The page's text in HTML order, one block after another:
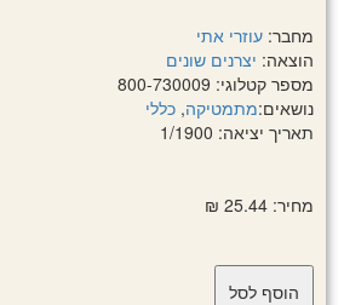
מחבר: עוזרי אתי
הוצאה: יצרנים שונים
מספר קטלוגי: 800-730009
נושאים:מתמטיקה, כללי
תאריך יציאה: 1/1900
מחיר: 25.44 ₪